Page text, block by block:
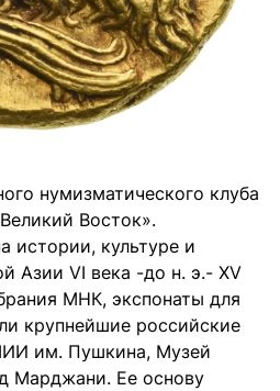
нумизматического клуба
Восток».
истории, культуре и
Азии VI века -до н. э.- XV
МНК, экспонаты для
крупнейшие российские
им. Пушкина, Музей
Марджани. Ее основу